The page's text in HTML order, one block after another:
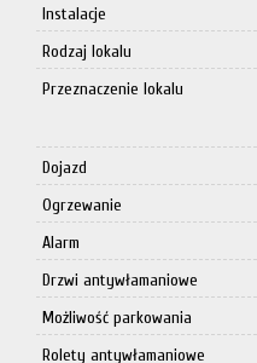
Instalacje
Rodzaj lokalu
Przeznaczenie lokalu
Dojazd
Ogrzewanie
Alarm
Drzwi antywłamaniowe
Możliwość parkowania
Rolety antywłamaniowe